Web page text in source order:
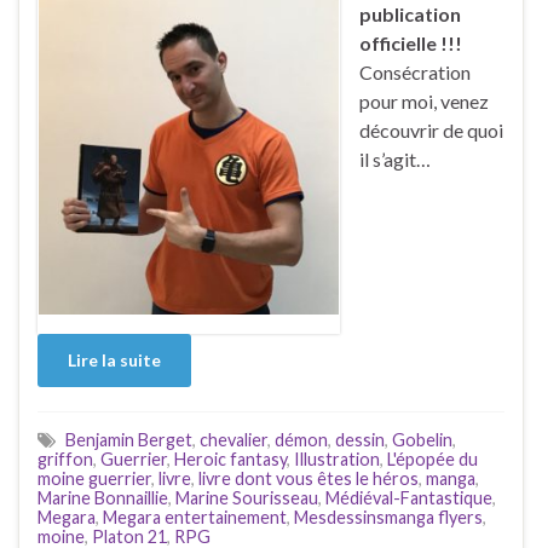
publication
officielle !!!
Consécration
pour moi, venez
découvrir de quoi
il s’agit…
Lire la suite
Benjamin Berget, chevalier, démon, dessin, Gobelin,
griffon, Guerrier, Heroic fantasy, Illustration, L'épopée du
moine guerrier, livre, livre dont vous êtes le héros, manga,
Marine Bonnaillie, Marine Sourisseau, Médiéval-Fantastique,
Megara, Megara entertainement, Mesdessinsmanga flyers,
moine, Platon 21, RPG